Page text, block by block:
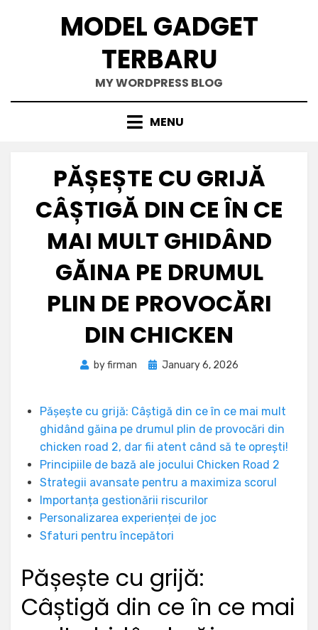
MODEL GADGET
TERBARU
MY WORDPRESS BLOG
MENU
PĂȘEȘTE CU GRIJĂ
CÂȘTIGĂ DIN CE ÎN CE
MAI MULT GHIDÂND
GĂINA PE DRUMUL
PLIN DE PROVOCĂRI
DIN CHICKEN
byfirman
Posted
January 6, 2026
Pășește cu grijă: Câștigă din ce în ce mai mult
ghidând găina pe drumul plin de provocări din
chicken road 2, dar fii atent când să te oprești!
Principiile de bază ale jocului Chicken Road 2
Strategii avansate pentru a maximiza scorul
Importanța gestionării riscurilor
Personalizarea experienței de joc
Sfaturi pentru începători
Pășește cu grijă:
Câștigă din ce în ce mai